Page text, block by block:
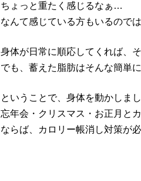
ちょっと重たく感じるなぁ…
なんて感じている方もいるので
身体が日常に順応してくれば、
でも、蓄えた脂肪はそんな簡単
ということで、身体を動かしま
忘年会・クリスマス・お正月と
ならば、カロリー帳消し対策が必